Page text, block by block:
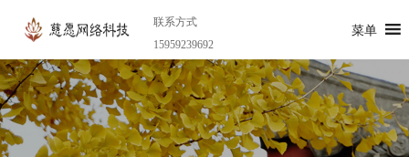
联系方式
15959239692
菜单